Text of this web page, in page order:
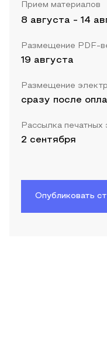
Прием материалов
8 августа - 14
Размещение PDF-
19 августа
Размещение
сразу после
Рассылка печатных
2 сентября
Опубликовать